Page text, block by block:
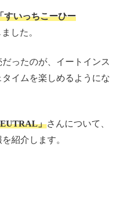
すいっちこーひー
した。
ったのが、イートインス
イムを楽しめるようにな
」さんについて、
紹介します。